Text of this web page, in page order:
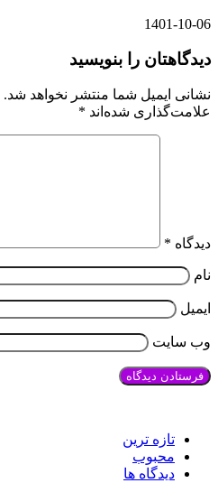
1401-10-06
دیدگاهتان را بنویسید
نشانی ایمیل شما منتشر نخواهد شد.
علامت‌گذاری شده‌اند *
دیدگاه *
نام
ایمیل
وب‌ سایت
تازه ترین
محبوب
دیدگاه ها